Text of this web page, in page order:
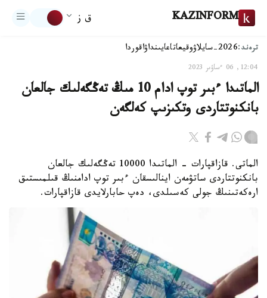
KAZINFORM ق ز
ترەند:2026-سايلاۋ وقيعاتاعايىنداۋاقوردا
12:04, 06 ءساۋىر 2023
الماتىدا ءبىر توپ ادام 10 مىڭ تەڭگەلىك جالعان
بانكنوتتاردى وتكىزىپ كەلگەن
الماتى. قازاقپارات - الماتىدا 10000 تەڭگەلىك جالعان
بانكنوتتاردى ساتۋمەن اينالىسقان ءبىر توپ ادامنىڭ قىلمىستىق
ارەكەتىنىڭ جولى كەسىلدى، دەپ حابارلايدى قازاقپارات.